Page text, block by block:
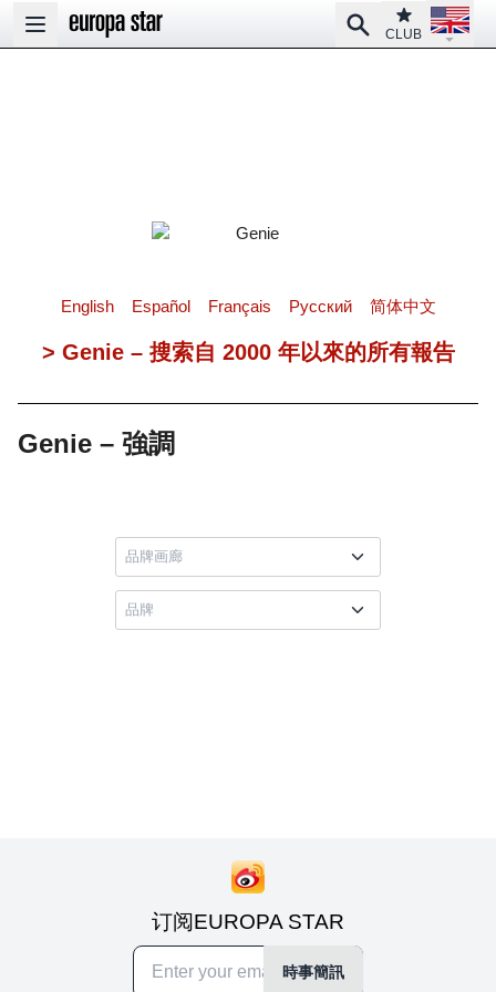
Open main menu
SearchClub
CLUB
Open
English Español Français Pусский 简体中文
> Genie – 搜索自 2000 年以來的所有報告
Genie – 強調
订阅EUROPA STAR
時事簡訊